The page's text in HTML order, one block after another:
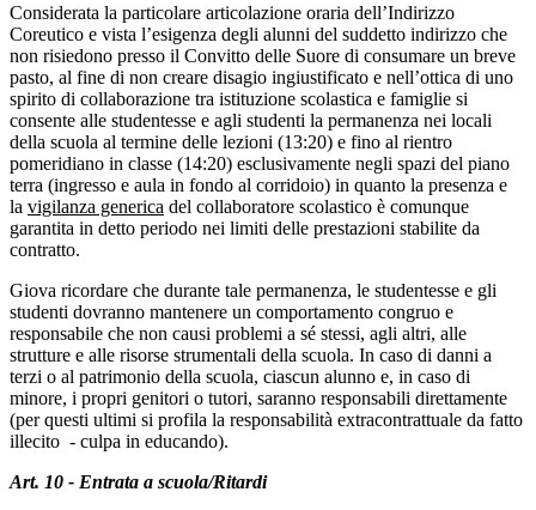
Considerata la particolare articolazione oraria dell’Indirizzo
Coreutico e vista l’esigenza degli alunni del suddetto indirizzo che
non risiedono presso il Convitto delle Suore di consumare un breve
pasto, al fine di non creare disagio ingiustificato e nell’ottica di uno
spirito di collaborazione tra istituzione scolastica e famiglie si
consente alle studentesse e agli studenti la permanenza nei locali
della scuola al termine delle lezioni (13:20) e fino al rientro
pomeridiano in classe (14:20) esclusivamente negli spazi del piano
terra (ingresso e aula in fondo al corridoio) in quanto la presenza e
la vigilanza generica del collaboratore scolastico è comunque
garantita in detto periodo nei limiti delle prestazioni stabilite da
contratto.
Giova ricordare che durante tale permanenza, le studentesse e gli
studenti dovranno mantenere un comportamento congruo e
responsabile che non causi problemi a sé stessi, agli altri, alle
strutture e alle risorse strumentali della scuola. In caso di danni a
terzi o al patrimonio della scuola, ciascun alunno e, in caso di
minore, i propri genitori o tutori, saranno responsabili direttamente
(per questi ultimi si profila la responsabilità extracontrattuale da fatto
illecito - culpa in educando).
Art. 10 - Entrata a scuola/Ritardi